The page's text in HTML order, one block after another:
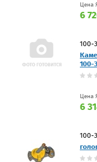
Цена
6
100-
100-
Цена
6
100-